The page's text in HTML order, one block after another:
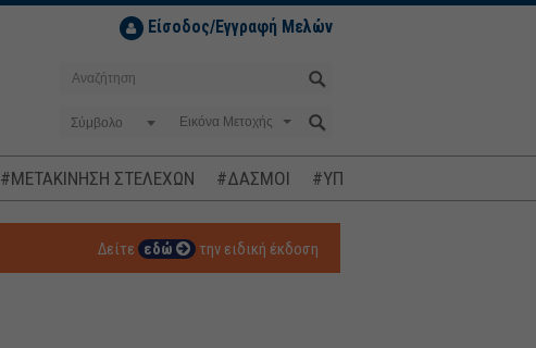
Είσοδος/Εγγραφή Μελών
Σύμβολο
#ΜΕΤΑΚΙΝΗΣΗ ΣΤΕΛΕΧΩΝ #ΔΑΣΜΟΙ #ΥΠΟΚΛΟΠΕΣ
Δείτε εδώ την ειδική έκδοση